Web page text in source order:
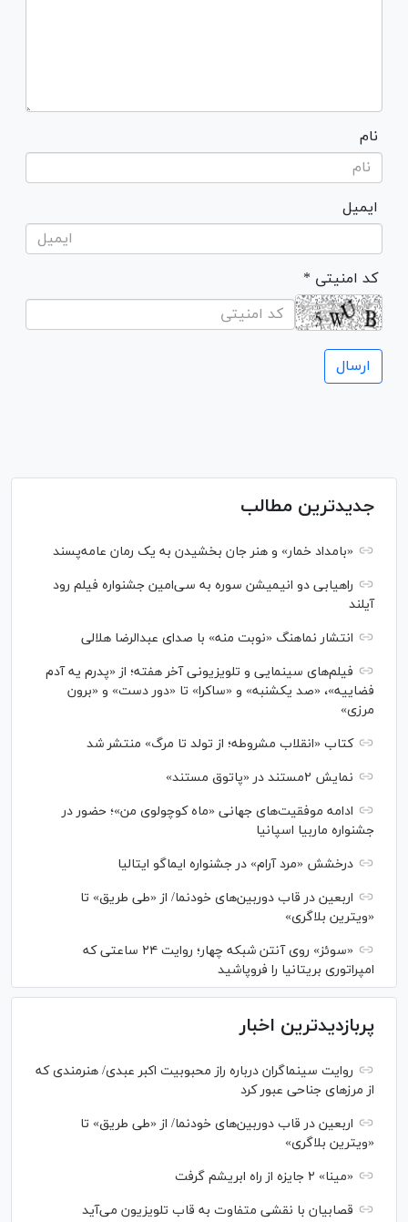
نام
ایمیل
* کد امنیتی
جدیدترین مطالب
«بامداد خمار» و هنر جان بخشیدن به یک رمان عامه‌پسند
راهیابی دو انیمیشن سوره به سی‌امین جشنواره فیلم رود
آیلند
انتشار نماهنگ «نوبت منه» با صدای عبدالرضا هلالی
فیلم‌های سینمایی و تلویزیونی آخر هفته؛ از «پدرم یه آدم
فضاییه»، «صد یکشنبه» و «ساکرا» تا «دور دست» و «برون
مرزی»
کتاب «انقلاب مشروطه؛ از تولد تا مرگ» منتشر شد
نمایش ۲مستند در «پاتوق مستند»
ادامه موفقیت‌های جهانی «ماه کوچولوی من»؛ حضور در
جشنواره ماربیا اسپانیا
درخشش «مرد آرام» در جشنواره ایماگو ایتالیا
اربعین در قاب دوربین‌های خودنما/ از «طی طریق» تا
«ویترین بلاگری»
«سوئز» روی آنتن شبکه چهار؛ روایت ۲۴ ساعتی که
امپراتوری بریتانیا را فروپاشید
پربازدیدترین اخبار
روایت سینماگران درباره راز محبوبیت اکبر عبدی/ هنرمندی که
از مرزهای جناحی عبور کرد
اربعین در قاب دوربین‌های خودنما/ از «طی طریق» تا
«ویترین بلاگری»
«مینا» ۲ جایزه از راه ابریشم گرفت
قصابیان با نقشی متفاوت به قاب تلویزیون می‌آید